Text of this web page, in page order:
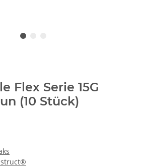
Flex Serie 15G
(10 Stück)